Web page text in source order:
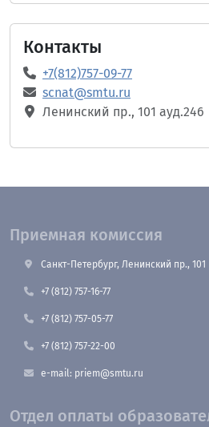
Контакты
+7(812)757-09-77
scnat@smtu.ru
Ленинский пр., 101 ауд.246
Приемная комиссия
Санкт-Петербург, Ленинский пр., 101
+7 (812) 757-16-77
+7 (812) 757-05-77
+7 (812) 757-22-00
e-mail: priem@smtu.ru
Отдел оплаты